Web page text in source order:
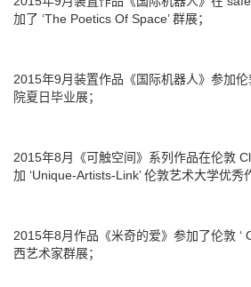
加了 ‘The Poetics Of Space’ 群展；
2015年9月装置作品《国际机器人》参加
院夏日毕业展；
2015年8月《可触空间》系列作品在伦敦
加 ‘Unique-Artists-Link’ 伦敦艺术大学优秀
2015年8月作品《米奇的爱》参加了伦敦 ‘
西艺术家群展；